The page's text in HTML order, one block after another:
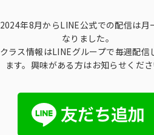
2024年8月からLINE公式での配信は月
なりました。
クラス情報はLINEグループで毎週配信
ます。興味がある方はお知らせくださ